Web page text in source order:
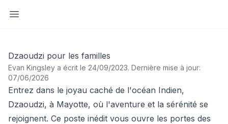
Ouvrir la barre latérale
Dzaoudzi pour les familles
Evan Kingsley a écrit le 24/09/2023. Dernière mise à jour:
07/06/2026
Entrez dans le joyau caché de l'océan Indien,
Dzaoudzi, à Mayotte, où l'aventure et la sérénité se
rejoignent. Ce poste inédit vous ouvre les portes des